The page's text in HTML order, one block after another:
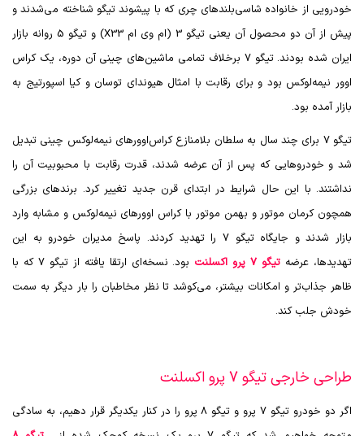
خودرویی از خانواده شاسی‌بلندهای چری که با پیشوند تیگو شناخته می‌شدند و
پیش از آن دو محصول آن یعنی تیگو 3 (ام وی ام
X33
) و تیگو 5 روانه بازار
ایران شده بودند. تیگو 7 برخلاف تمامی ماشین‌های چینی آن دوره، یک کراس
اوور نیمه‌لوکس بود و برای رقابت با امثال هیوندای توسان و کیا اسپورتیج به
بازار آمده بود.
تیگو 7 برای چند سال به سلطان بلامنازع کراس‌اوورهای نیمه‌لوکس چینی تبدیل
شد و خودروهایی که پس از آن عرضه شدند، قدرت رقابت با محبوبیت آن را
نداشتند. با این حال شرایط در ابتدای قرن جدید تغییر کرد. برندهای بزرگی
همچون کرمان موتور و بهمن موتور با کراس اوورهای نیمه‌لوکس و مشابه وارد
بازار شدند و جایگاه تیگو 7 را تهدید کردند. پاسخ مدیران خودرو به این
تهدیدها، عرضه تیگو 7 پرو اکسلنت
بود. نسخه‌ای ارتقا یافته از تیگو 7 که با
ظاهر جذاب‌تر و امکانات بیشتر، می‌کوشد تا نظر مخاطبان را بار دیگر به سمت
خودش جلب کند.
طراحی خارجی تیگو 7 پرو اکسلنت
اگر دو خودرو تیگو 7 پرو و تیگو 8 پرو را در کنار یکدیگر قرار دهیم، به سادگی